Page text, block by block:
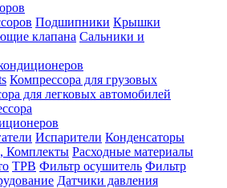
Подшипники Крышки
клапана Сальники и
Компрессора для грузовых
для легковых автомобилей
Испарители Конденсаторы
Комплекты Расходные материалы
ТРВ Фильтр осушитель Фильтр
Датчики давления